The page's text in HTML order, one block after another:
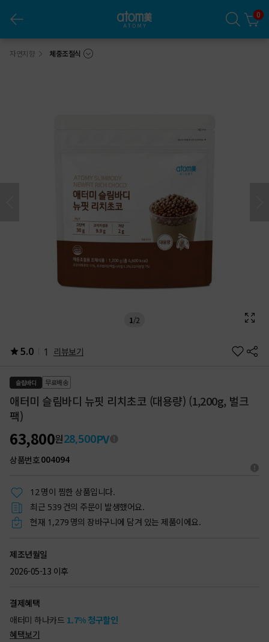
0
자연지향 체중조절식
애터미 슬림바디 뉴핏 리치초코 (대용량) (1,200g, 벌크팩)
1/2
5.0 1 리뷰보기
슬림바디 무료배송
애터미 슬림바디 뉴핏 리치초코 (대용량) (1,200g, 벌크
팩)
63,800원28,500PV
상품번호004094
12명이 찜한 상품입니다.
최근 539 건의 주문이 발생했어요.
현재 1,279 명의 장바구니에 담겨 있는 제품이에요.
제조년월일
2026-05-13 이후
결제혜택
애터미 하나카드 1.7% 청구할인
혜택보기